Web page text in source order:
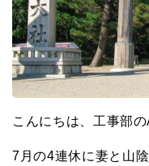
こんにちは、工事部の
7月の4連休に妻と山